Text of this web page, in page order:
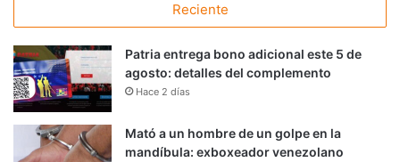
Reciente
Patria entrega bono adicional este 5 de
agosto: detalles del complemento
Hace 2 días
Mató a un hombre de un golpe en la
mandíbula: exboxeador venezolano